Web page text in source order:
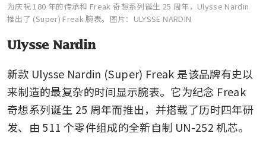
为庆祝 180 年的传承和 Freak 奇想系列诞生 25 周年，Ulysse Nardin
推出了 (Super) Freak 腕表。 图片：ULYSSE NARDIN
Ulysse Nardin
新款 Ulysse Nardin (Super) Freak 是该品牌有史以
来制造的最复杂的时间显示腕表。它为纪念 Freak
奇想系列诞生 25 周年而推出，并搭载了历时四年研
发、由 511 个零件组成的全新自制 UN-252 机芯。